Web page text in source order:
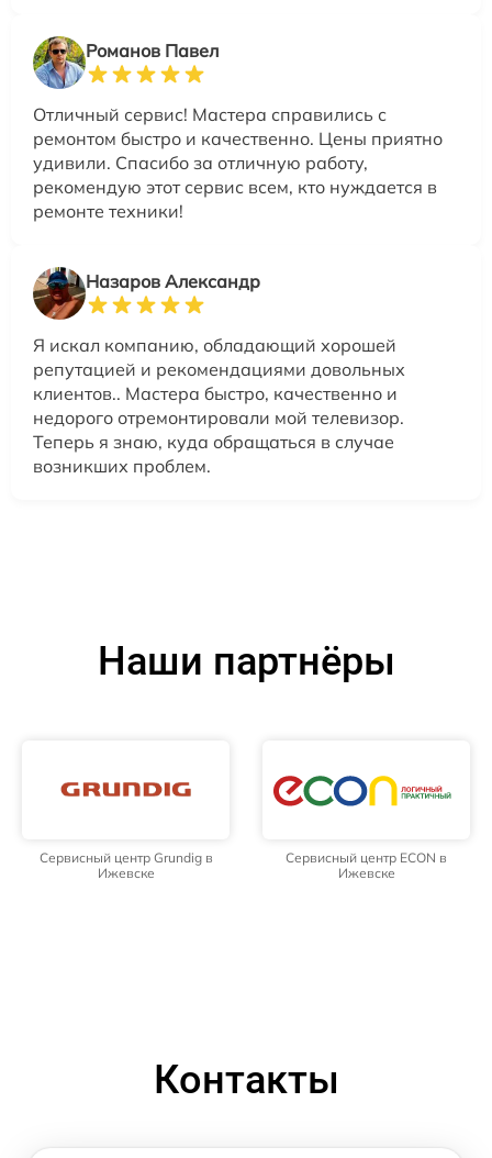
Романов Павел
Отличный сервис! Мастера справились с
ремонтом быстро и качественно. Цены приятно
удивили. Спасибо за отличную работу,
рекомендую этот сервис всем, кто нуждается в
ремонте техники!
Назаров Александр
Я искал компанию, обладающий хорошей
репутацией и рекомендациями довольных
клиентов.. Мастера быстро, качественно и
недорого отремонтировали мой телевизор.
Теперь я знаю, куда обращаться в случае
возникших проблем.
Наши партнёры
Сервисный центр Grundig в
Ижевске
Сервисный центр ECON в
Ижевске
Контакты